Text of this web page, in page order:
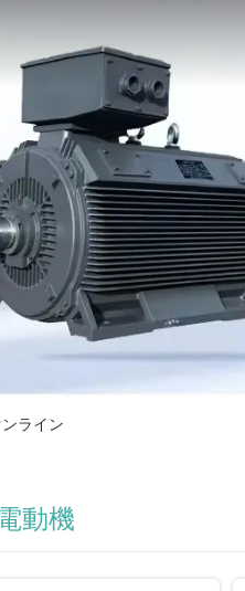
ライン
動機